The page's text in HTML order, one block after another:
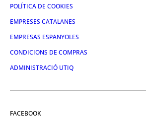
POLÍTICA DE COOKIES
EMPRESES CATALANES
EMPRESAS ESPANYOLES
CONDICIONS DE COMPRAS
ADMINISTRACIÓ UTIQ
FACEBOOK